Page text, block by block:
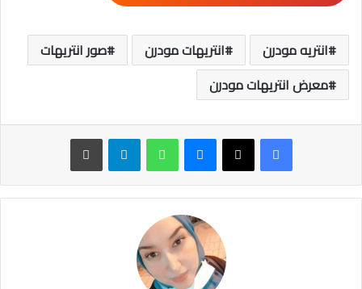
انتريه مودرن انتريهات مودرن
صور انتريهات
معرض انتريهات مودرن
ماسنجر واتساب تيلقرام طباعة